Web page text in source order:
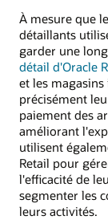
À mesure que
détaillants
garder une
détail d'Oracle
et les
précisément
paiement des
améliorant
utilisent
Retail pour
l'efficacité de
segmenter les
leurs activités.